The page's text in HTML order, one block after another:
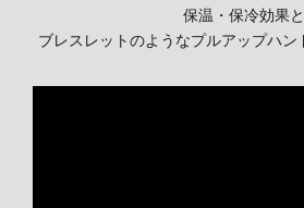
保温・保冷効果と
ブレスレットのようなプルアップハ